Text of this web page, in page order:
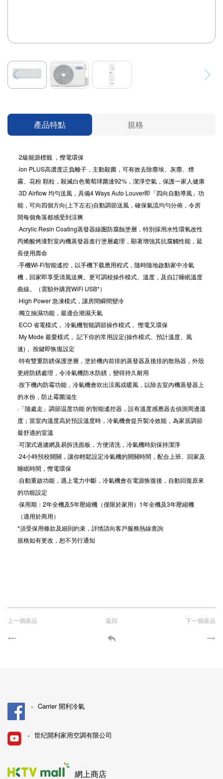
產品特點 規格
·2級能源標籤 ，慳電環保
·ion PLUS高濃度正負離子，主動殺菌，可有效去除塵埃、灰塵、煙
霧、花粉 顆粒，殺滅白色葡萄球菌達92%，潔淨空氣，保護一家人健康
·3D Airflow 均勻送風，具備4 Ways Auto Louver即「四向自動導風」功
能，可向四個方向(上下左右)自動調節送風，確保氣流均勻分佈，令房
間每個角落都感受到涼爽
·Acrylic Resin Coating蒸發器線圏防腐蝕塗層，特別採用水性環氧改性
丙烯酸烤漆對室內機蒸發器進行塗層處理，顯著增強其抗腐觸性能，延
長使用壽命
·手機Wi-Fi智能遙控，以手機下载應用程式，隨時隨地啟動家中冷氣
機，回家即享受清風送爽。更可調校操作模式、溫度，及自訂睡眠溫度
曲線。（需額外購買WiFi USB*）
·High Power 急凍模式，讓房間瞬間變冷
·獨立抽濕功能，最適合潮濕天氣
·ECO 省電模式， 冷氣機智能調節操作模式， 慳電又環保
·My Mode 最愛模式， 記下你的常用設定(操作模式、預計溫度、風
速)， 按鍵即恢復設定
·特有雙重防銹保護塗層，塗於機內前排的蒸發器及後排的散熱器，外殼
更經防銹處理，令冷氣機防水防銹，變得持久耐用
·按下機內防霉功能，冷氣機會吹出涼風或暖風，以除去室內機蒸發器上
的水份，防止霉菌滋生
·「隨處走」調節温度功能 的智能遙控器，設有溫度感應器去偵測周邊溫
度；當室內溫度高於預設溫度時，冷氣機會提升製冷效能，為家居調節
最舒適的室溫
·可潔式過濾網及易拆洗面板，方便清洗，冷氣機時刻保持潔淨
·24小時預校開關，讓你輕鬆設定冷氣機的開關時間，配合上班、回家及
睡眠時間，慳電環保
·自動重啟功能，遇上電力中斷，冷氣機會在電源恢復後，自動回復原來
的功能設定
·保用期：2年全機及5年壓縮機（僅限於家用）1年全機及3年壓縮機
（適用於商用）
*須受保用條款及細則約束，詳情請向客戶服務熱線查詢
規格如有更改，恕不另行通知
上一個産品 返回 下一個産品
Carrier 開利冷氣
世纪開利家用空調有限公司
網上商店